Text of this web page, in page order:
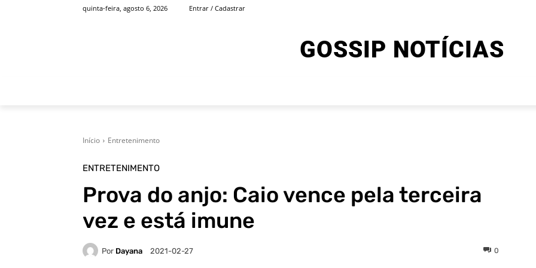
quinta-feira, agosto 6, 2026 Entrar / Cadastrar
GOSSIP NOTÍCIAS
Início Entretenimento
ENTRETENIMENTO
Prova do anjo: Caio vence pela terceira
vez e está imune
Por Dayana 2021-02-27 0